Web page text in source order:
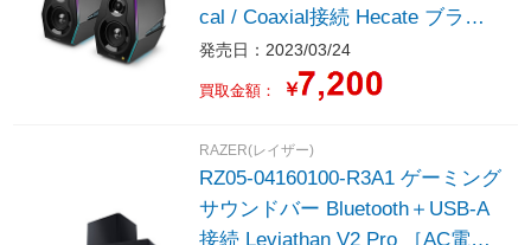
cal / Coaxial接続 Hecate ブラッ
ク ［AC電源 /ハイレゾ対応］
発売日：2023/03/24
買取金額： ￥
RAZER(レイザー)
RZ05-04160100-R3A1 ゲーミング
サウンドバー Bluetooth＋USB-A
接続 Leviathan V2 Pro ［AC電